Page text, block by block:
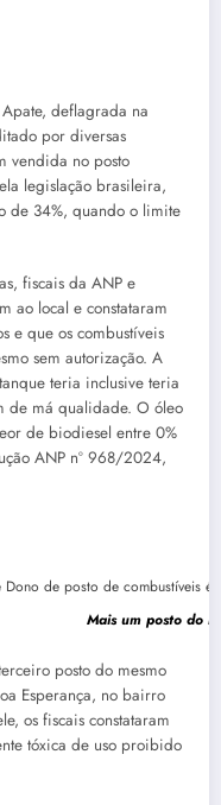
deflagrada na
por diversas
vendida no posto
legislação brasileira,
de 34%, quando o limite
fiscais da ANP e
ao local e constataram
e que os combustíveis
sem autorização. A
teria inclusive teria
de má qualidade. O óleo
de biodiesel entre 0%
ANP nº 968/2024,
Mais um posto do
posto do mesmo
Esperança, no bairro
os fiscais constataram
tóxica de uso proibido